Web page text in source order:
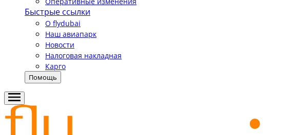
Быстрые ссылки
О flydubai
Наш авиапарк
Новости
Налоговая накладная
Карго
Помощь